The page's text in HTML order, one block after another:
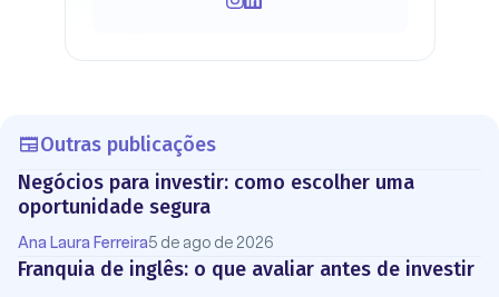
Outras publicações
Negócios para investir: como escolher uma
oportunidade segura
Ana Laura Ferreira5 de ago de 2026
Franquia de inglês: o que avaliar antes de investir